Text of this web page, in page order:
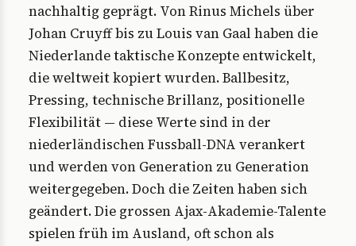
nachhaltig geprägt. Von Rinus Michels über
Johan Cruyff bis zu Louis van Gaal haben die
Niederlande taktische Konzepte entwickelt,
die weltweit kopiert wurden. Ballbesitz,
Pressing, technische Brillanz, positionelle
Flexibilität — diese Werte sind in der
niederländischen Fussball-DNA verankert
und werden von Generation zu Generation
weitergegeben. Doch die Zeiten haben sich
geändert. Die grossen Ajax-Akademie-Talente
spielen früh im Ausland, oft schon als